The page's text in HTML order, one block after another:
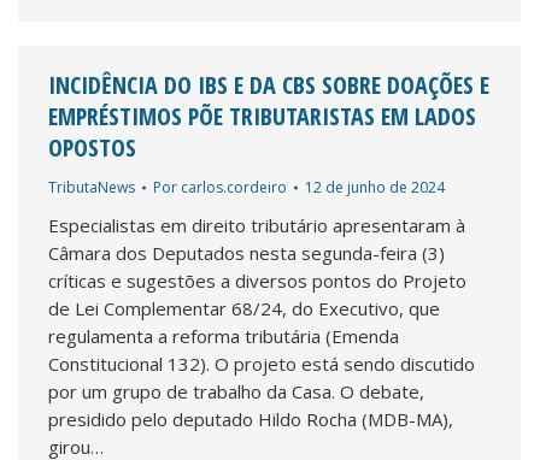
INCIDÊNCIA DO IBS E DA CBS SOBRE DOAÇÕES E
EMPRÉSTIMOS PÕE TRIBUTARISTAS EM LADOS
OPOSTOS
TributaNews Por carlos.cordeiro 12 de junho de 2024
Especialistas em direito tributário apresentaram à
Câmara dos Deputados nesta segunda-feira (3)
críticas e sugestões a diversos pontos do Projeto
de Lei Complementar 68/24, do Executivo, que
regulamenta a reforma tributária (Emenda
Constitucional 132). O projeto está sendo discutido
por um grupo de trabalho da Casa. O debate,
presidido pelo deputado Hildo Rocha (MDB-MA),
girou…